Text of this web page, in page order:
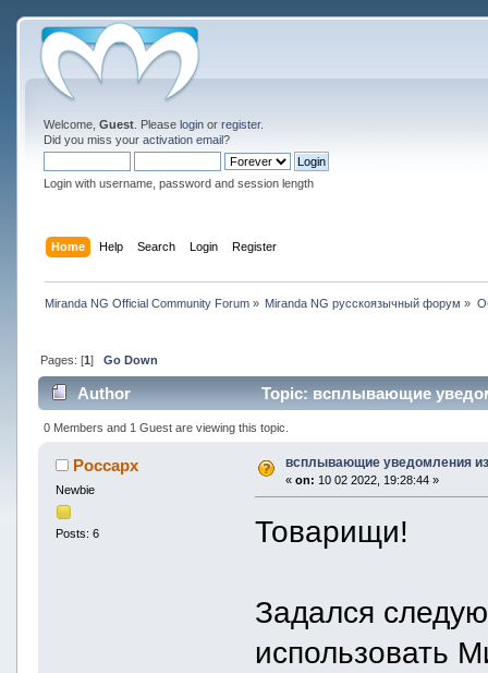
Welcome, Guest. Please loginor register.
Did you miss your activation email?
Login with username, password and session length
Home Help Search Login Register
Miranda NG Official Community Forum» Miranda NG русскоязычный форум »
Pages: [1] Go Down
Author Topic: всплывающие
0 Members and 1 Guest are viewing this topic.
Россарх
Newbie
Posts: 6
всплывающие уведомления
« on: 10 02 2022, 19:28:44 »
Товарищи!
Задался
использовать